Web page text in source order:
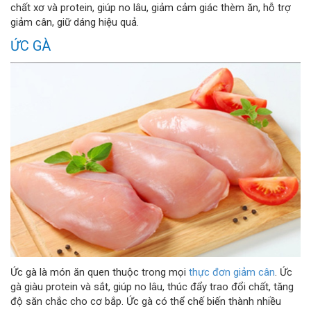
chất xơ và protein, giúp no lâu, giảm cảm giác thèm ăn, hỗ trợ
giảm cân, giữ dáng hiệu quả.
ỨC GÀ
Ức gà là món ăn quen thuộc trong mọi thực đơn giảm cân. Ức
gà giàu protein và sắt, giúp no lâu, thúc đẩy trao đổi chất, tăng
độ săn chắc cho cơ bắp. Ức gà có thể chế biến thành nhiều